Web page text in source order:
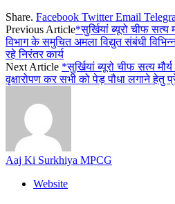
Share. Facebook Twitter Email
Previous Article*सुर्खियां ब्यूरो चीफ सत्य
विभाग के समुचित अमला विद्युत संबंधी
रहे निरंतर कार्य
Next Article *सुर्खियां ब्यूरो चीफ सत्य
वृक्षारोपण कर सभी को पेड़ पौधा लगाने हेतु
Aaj Ki Surkhiya MPCG
Website